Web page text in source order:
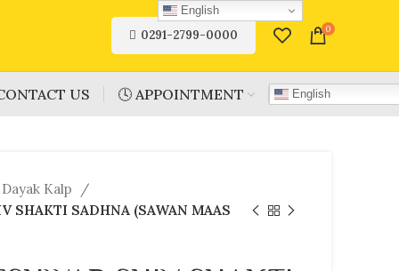
0291-2799-0000 0
US 🕓 APPOINTMENT English
Kalp
SHAKTI SADHNA (SAWAN MAAS
English